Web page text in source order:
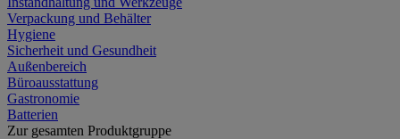
Verpackung und Behälter
Hygiene
Sicherheit und Gesundheit
Außenbereich
Büroausstattung
Gastronomie
Batterien
Zur gesamten Produktgruppe